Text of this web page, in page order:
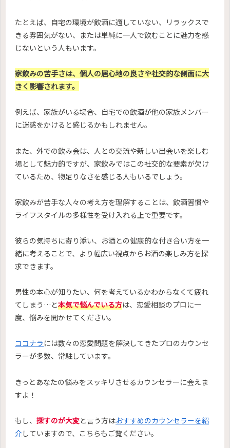
たとえば、自宅の環境が飲酒に適していない、リラックスで
きる雰囲気がない、または単純に一人で飲むことに魅力を感
じないという人もいます。
家飲みの苦手さは、個人の居心地の良さや社交的な側面に大
きく影響されます。
例えば、家族がいる場合、自宅での飲酒が他の家族メンバー
に迷惑をかけると感じるかもしれません。
また、外での飲み会は、人との交流や新しい出会いを楽しむ
場として魅力的ですが、家飲みではこの社交的な要素が欠け
ているため、物足りなさを感じる人もいるでしょう。
家飲みが苦手な人々の考え方を理解することは、飲酒習慣や
ライフスタイルの多様性を受け入れる上で重要です。
彼らの気持ちに寄り添い、お酒との健康的な付き合い方を一
緒に考えることで、より幅広い視点からお酒の楽しみ方を探
求できます。
男性の本心が知りたい、何を考えているかわからなくて疲れ
てしまう…と本気で悩んでいる方は、恋愛相談のプロに一
度、悩みを聞かせてください。
ココナラ には数々の恋愛問題を解決してきたプロのカウンセ
ラーが多数、常駐しています。
きっとあなたの悩みをスッキリさせるカウンセラーに会えま
すよ！
もし、 探すのが大変と言う方はおすすめのカウンセラーを紹
介していますので、こちらもご覧ください。